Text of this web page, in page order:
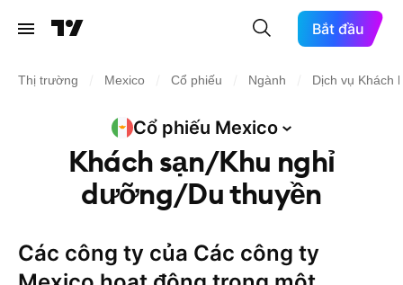
Bắt đầu
Thị trường Mexico Cổ phiếu Ngành Dịch vụ Khách
Cổ phiếu Mexico
Khách sạn/Khu nghỉ
dưỡng/Du thuyền
Các công ty của Các công ty